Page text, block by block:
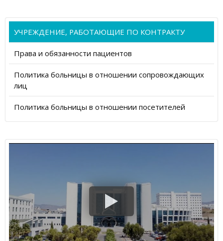
УЧРЕЖДЕНИЕ, РАБОТАЮЩИЕ ПО КОНТРАКТУ
Права и обязанности пациентов
Политика больницы в отношении сопровождающих
лиц
Политика больницы в отношении посетителей